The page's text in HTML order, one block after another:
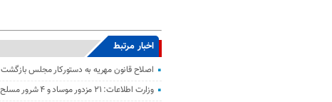
اخبار مرتبط
اصلاح قانون مهریه به دستورکار مجلس بازگشت
وزارت اطلاعات: ۲۱ مزدور موساد و ۴ شرور مسلح در کرمان بازداشت شدند